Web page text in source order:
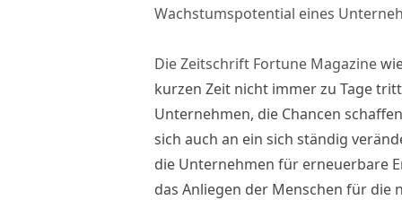
Wachstumspotential eines
Die Zeitschrift Fortune Magazine
kurzen Zeit nicht immer zu Tage
Unternehmen, die Chancen
sich auch an ein sich ständig
die Unternehmen für erneuerbare
das Anliegen der Menschen für